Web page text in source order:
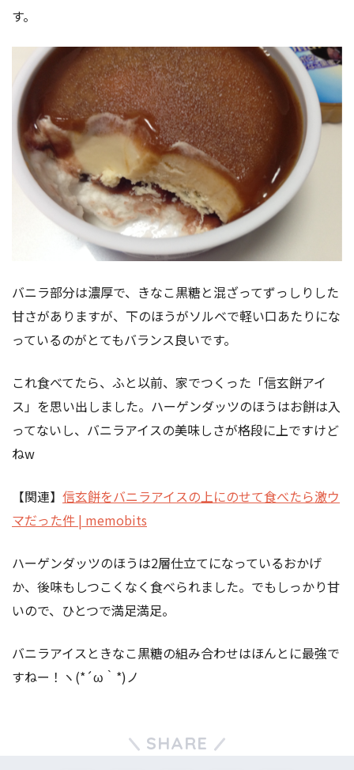
す。
バニラ部分は濃厚で、きなこ黒糖と混ざってずっしりした
甘さがありますが、下のほうがソルベで軽い口あたりにな
っているのがとてもバランス良いです。
これ食べてたら、ふと以前、家でつくった「信玄餅アイ
ス」を思い出しました。ハーゲンダッツのほうはお餅は入
ってないし、バニラアイスの美味しさが格段に上ですけど
ねw
【関連】 信玄餅をバニラアイスの上にのせて食べたら激ウ
マだった件 | memobits
ハーゲンダッツのほうは2層仕立てになっているおかげ
か、後味もしつこくなく食べられました。でもしっかり甘
いので、ひとつで満足満足。
バニラアイスときなこ黒糖の組み合わせはほんとに最強で
すねー！ヽ(*´ω｀*)ノ
SHARE